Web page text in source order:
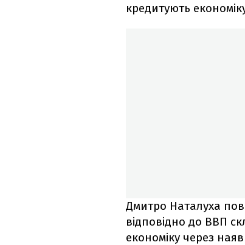
кредитують
Дмитро Наталуха
відповідно до ВВП
економіку через